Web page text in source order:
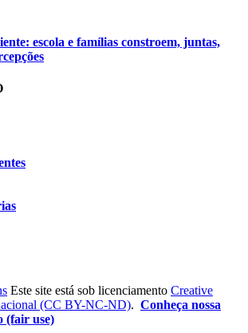
escola e famílias constroem, juntas,
Este site está sob licenciamento Creative
(CC BY-NC-ND). Conheça nossa
(fair use)